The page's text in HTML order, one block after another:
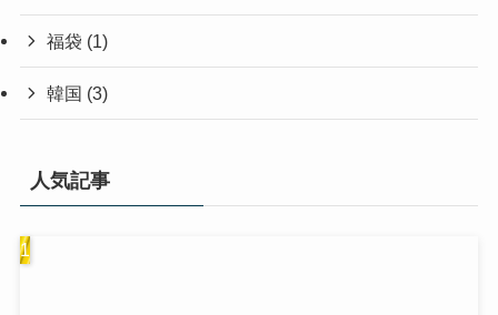
福袋 (1)
韓国 (3)
人気記事